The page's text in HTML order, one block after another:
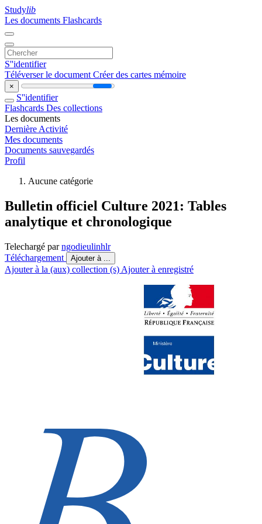
Studylib
Les documents Flashcards
S''identifier
Téléverser le document Créer des cartes mémoire
×
S''identifier
Flashcards Des collections
Les documents
Dernière Activité
Mes documents
Documents sauvegardés
Profil
Aucune catégorie
Bulletin officiel Culture 2021: Tables
analytique et chronologique
Telechargé parngodieulinhlr
Téléchargement
Ajouter à ...
Ajouter à la (aux) collection (s) Ajouter à enregistré